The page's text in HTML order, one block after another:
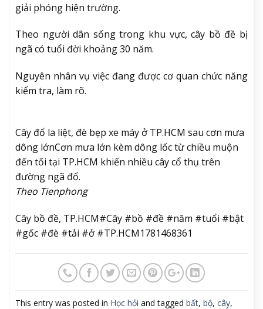
giải phóng hiện trường.
Theo người dân sống trong khu vực, cây bồ đề bị
ngã có tuổi đời khoảng 30 năm.
Nguyên nhân vụ việc đang được cơ quan chức năng
kiểm tra, làm rõ.
Cây đổ la liệt, đè bẹp xe máy ở TP.HCM sau cơn mưa
dông lớnCơn mưa lớn kèm dông lốc từ chiều muộn
đến tối tại TP.HCM khiến nhiều cây cổ thụ trên
đường ngã đổ.
Theo Tienphong
Cây bồ đề, TP.HCM#Cây #bồ #đề #năm #tuổi #bật
#gốc #đè #tải #ở #TP.HCM1781468361
This entry was posted in Học hỏi and tagged bất, bộ, cây,